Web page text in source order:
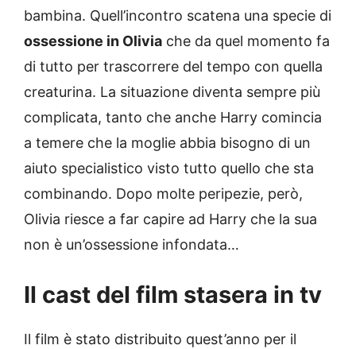
bambina. Quell’incontro scatena una specie di
ossessione in Olivia che da quel momento fa
di tutto per trascorrere del tempo con quella
creaturina. La situazione diventa sempre più
complicata, tanto che anche Harry comincia
a temere che la moglie abbia bisogno di un
aiuto specialistico visto tutto quello che sta
combinando. Dopo molte peripezie, però,
Olivia riesce a far capire ad Harry che la sua
non è un’ossessione infondata…
Il cast del film stasera in tv
Il film è stato distribuito quest’anno per il